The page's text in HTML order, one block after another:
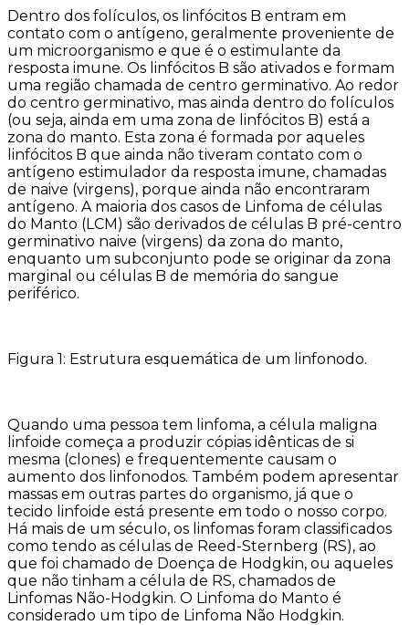
Dentro dos folículos, os linfócitos B entram em
contato com o antígeno, geralmente proveniente de
um microorganismo e que é o estimulante da
resposta imune. Os linfócitos B são ativados e formam
uma região chamada de centro germinativo. Ao redor
do centro germinativo, mas ainda dentro do folículos
(ou seja, ainda em uma zona de linfócitos B) está a
zona do manto. Esta zona é formada por aqueles
linfócitos B que ainda não tiveram contato com o
antígeno estimulador da resposta imune, chamadas
de naive (virgens), porque ainda não encontraram
antígeno. A maioria dos casos de Linfoma de células
do Manto (LCM) são derivados de células B pré-centro
germinativo naive (virgens) da zona do manto,
enquanto um subconjunto pode se originar da zona
marginal ou células B de memória do sangue
periférico.
Figura 1: Estrutura esquemática de um linfonodo.
Quando uma pessoa tem linfoma, a célula maligna
linfoide começa a produzir cópias idênticas de si
mesma (clones) e frequentemente causam o
aumento dos linfonodos. Também podem apresentar
massas em outras partes do organismo, já que o
tecido linfoide está presente em todo o nosso corpo.
Há mais de um século, os linfomas foram classificados
como tendo as células de Reed-Sternberg (RS), ao
que foi chamado de Doença de Hodgkin, ou aqueles
que não tinham a célula de RS, chamados de
Linfomas Não-Hodgkin. O Linfoma do Manto é
considerado um tipo de Linfoma Não Hodgkin.